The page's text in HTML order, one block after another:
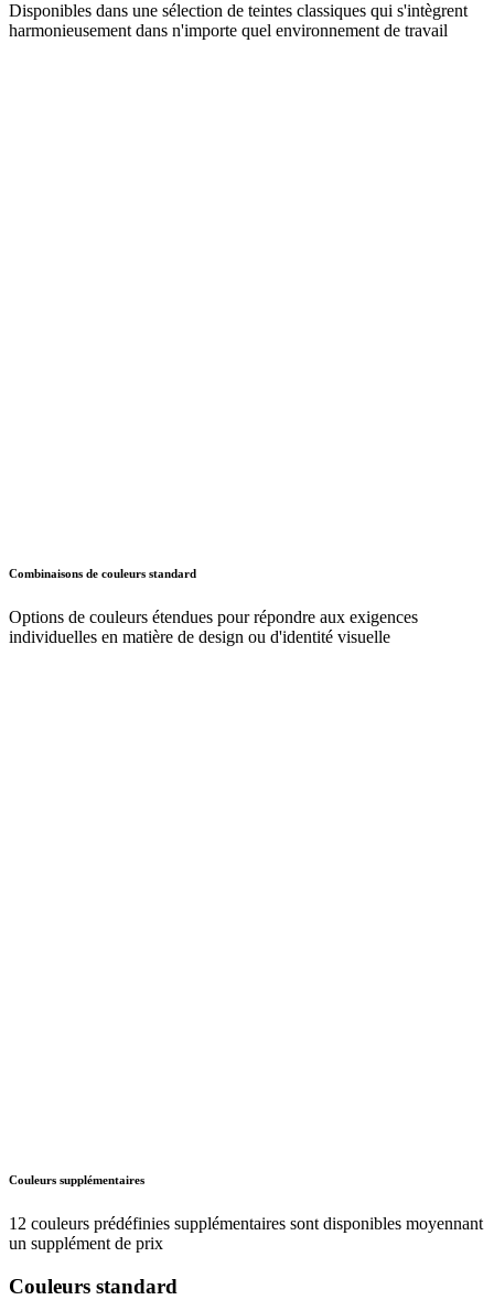
Disponibles dans une sélection de teintes classiques qui s'intègrent
harmonieusement dans n'importe quel environnement de travail
Combinaisons de couleurs standard
Options de couleurs étendues pour répondre aux exigences
individuelles en matière de design ou d'identité visuelle
Couleurs supplémentaires
12 couleurs prédéfinies supplémentaires sont disponibles moyennant
un supplément de prix
Couleurs standard